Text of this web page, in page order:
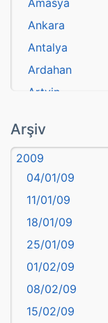
Amasya
Ankara
Antalya
Ardahan
Artvin
Aydın
Balıkesir
Bartın
başkentler
Batman
Bayburt
Bilecik
Bingöl
Bitlis
Arşiv
2009
04/01/09
11/01/09
18/01/09
25/01/09
01/02/09
08/02/09
15/02/09